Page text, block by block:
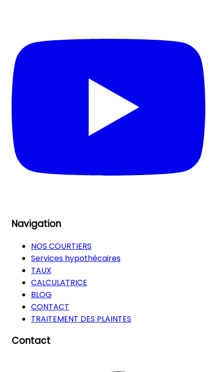
Navigation
NOS COURTIERS
Services hypothécaires
TAUX
CALCULATRICE
BLOG
CONTACT
TRAITEMENT DES PLAINTES
Contact